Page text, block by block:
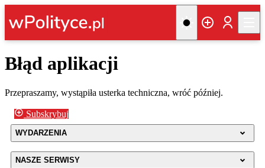
Błąd aplikacji
Przepraszamy, wystąpiła usterka techniczna, wróć później.
Subskrybuj
WYDARZENIA
NASZE SERWISY